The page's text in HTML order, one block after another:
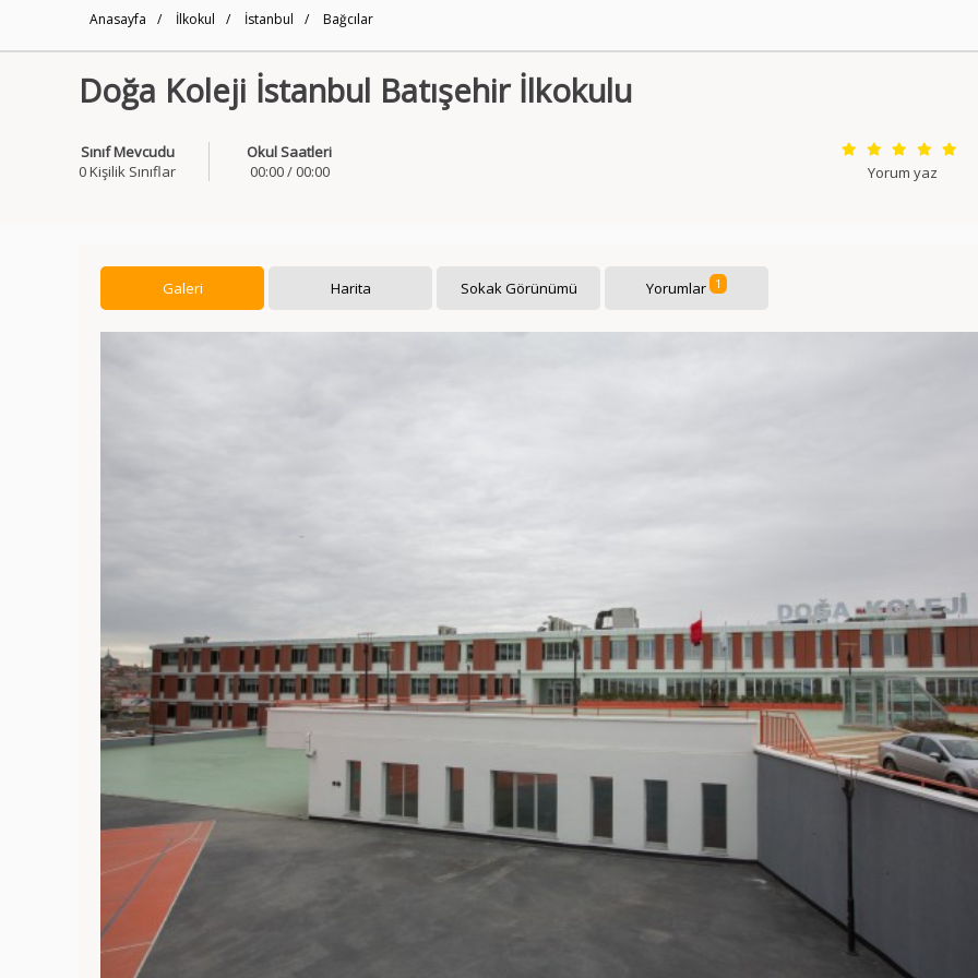
Anasayfa / İlkokul / İstanbul / Bağcılar
Doğa Koleji İstanbul Batışehir İlkokulu
Sınıf Mevcudu
0 Kişilik Sınıflar
Okul Saatleri
00:00 / 00:00
Yorum yaz
Galeri Harita Sokak Görünümü Yorumlar 1